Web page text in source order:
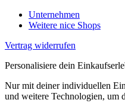
Unternehmen
Weitere nice Shops
Vertrag widerrufen
Personalisiere dein
Nur mit deiner individuellen
und weitere Technologien, um